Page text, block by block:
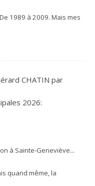
1989 à 2009. Mais mes
CHATIN par
2026:
à Sainte-Geneviève...
quand même, la